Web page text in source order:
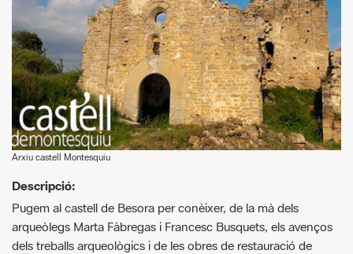
Arxiu castell Montesquiu
Descripció:
Pugem al castell de Besora per conèixer, de la mà dels
dels treballs arqueològics i de les obres de restauració de
l’església. Ens acompanyarà la música de Lil·lit que a través de
les veus i els acordions, ens oferiran un repertori de músiques
conegudes que ens han omplert la vida. Tot plegat amenitzat